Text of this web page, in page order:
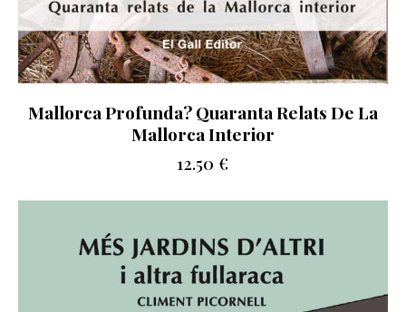
Mallorca Profunda? Quaranta Relats De La
Mallorca Interior
12.50 €